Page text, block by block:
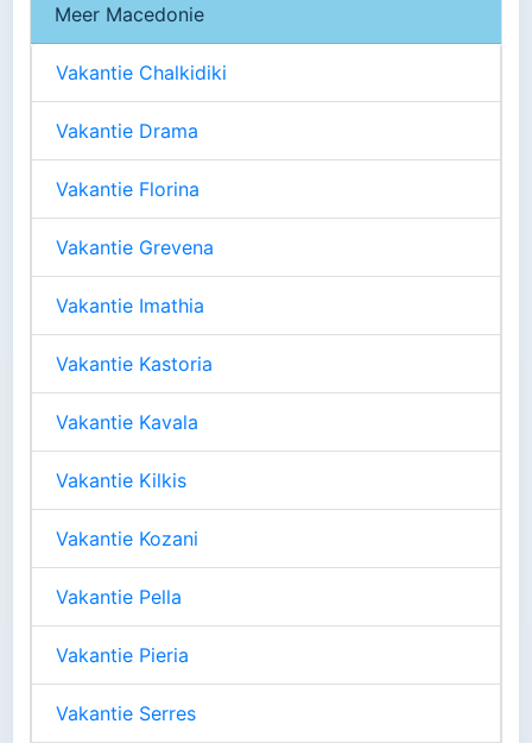
Meer Macedonie
Vakantie Chalkidiki
Vakantie Drama
Vakantie Florina
Vakantie Grevena
Vakantie Imathia
Vakantie Kastoria
Vakantie Kavala
Vakantie Kilkis
Vakantie Kozani
Vakantie Pella
Vakantie Pieria
Vakantie Serres